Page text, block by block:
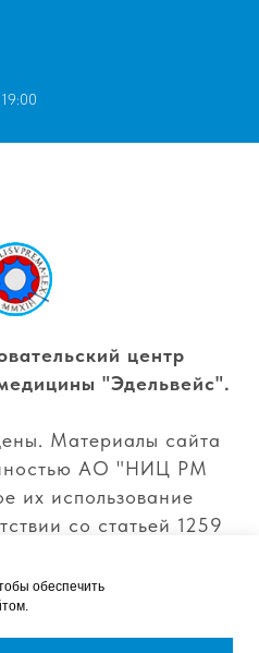
центр
"Эдельвейс".
Материалы сайта
АО "НИЦ РМ
их использование
со статьей 1259
защиты персональных
обеспечить